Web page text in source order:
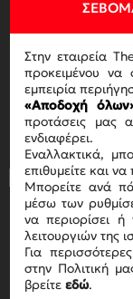
ΓΙΑ
Με
Στην εταιρεία
προκειμένου να
εμπειρία
«Αποδοχή
προτάσεις μας
ενδιαφέρει.
Εναλλακτικά,
επιθυμείτε και
Μπορείτε ανά
μέσω των
να περιορίσει
λειτουργιών της
Για
στην Πολιτική
βρείτεεδώ.